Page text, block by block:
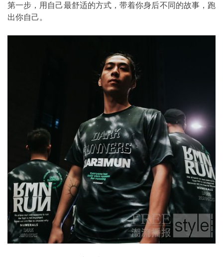
第一步，用自己最舒适的方式，带着你身后不同的故事，跑
出你自己。